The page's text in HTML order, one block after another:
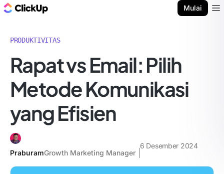
Mulai
PRODUKTIVITAS
Rapat vs Email: Pilih
Metode Komunikasi
yang Efisien
PraburamGrowth Marketing Manager
6 Desember 2024